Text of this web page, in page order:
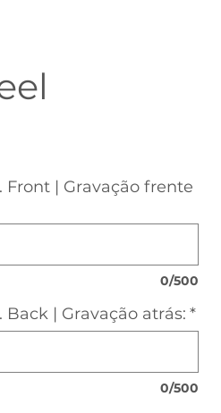
Front | Gravação frente
0/500
Back | Gravação atrás: *
0/500